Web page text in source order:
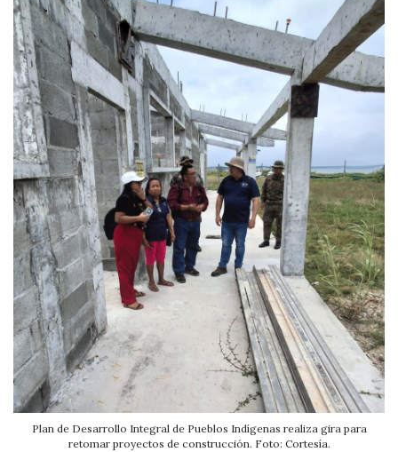
Plan de Desarrollo Integral de Pueblos Indígenas realiza gira para
retomar proyectos de construcción. Foto: Cortesía.